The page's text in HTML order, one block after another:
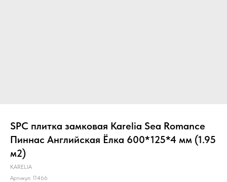
SPC плитка замковая Karelia Sea Romance
Пиннас Английская Ёлка 600*125*4 мм (1.95
м2)
KARELIA
Артикул: 11466